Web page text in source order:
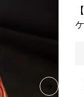
Next slide